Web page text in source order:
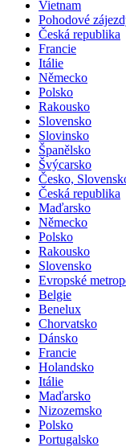
Vietnam
Pohodové
Česká republika
Francie
Itálie
Německo
Polsko
Rakousko
Slovensko
Slovinsko
Španělsko
Švýcarsko
Česko,
Česká republika
Maďarsko
Německo
Polsko
Rakousko
Slovensko
Evropské
Belgie
Benelux
Chorvatsko
Dánsko
Francie
Holandsko
Itálie
Maďarsko
Nizozemsko
Polsko
Portugalsko